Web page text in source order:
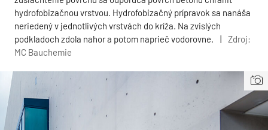
hydrofobizačnou vrstvou. Hydrofobizačný prípravok sa nanáša
neriedený v jednotlivých vrstvách do kríža. Na zvislých
podkladoch zdola nahor a potom naprieč vodorovne.
|
Zdroj:
MC Bauchemie